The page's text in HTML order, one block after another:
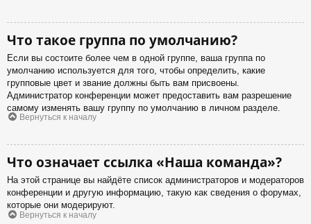
Что такое группа по умолчанию?
Если вы состоите более чем в одной группе, ваша группа по
умолчанию используется для того, чтобы определить, какие
групповые цвет и звание должны быть вам присвоены.
Администратор конференции может предоставить вам разрешение
самому изменять вашу группу по умолчанию в личном разделе.
Вернуться к началу
Что означает ссылка «Наша команда»?
На этой странице вы найдёте список администраторов и модераторов
конференции и другую информацию, такую как сведения о форумах,
которые они модерируют.
Вернуться к началу